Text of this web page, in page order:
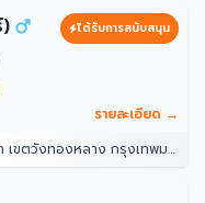
ได้รับการสนับสนุน
รายละเอียด →
องหลาง กรุงเทพมหานคร 10312